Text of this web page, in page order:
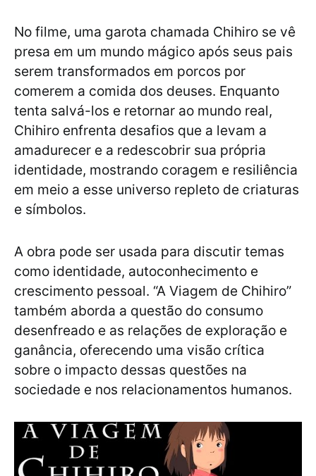
No filme, uma garota chamada Chihiro se vê
presa em um mundo mágico após seus pais
serem transformados em porcos por
comerem a comida dos deuses. Enquanto
tenta salvá-los e retornar ao mundo real,
Chihiro enfrenta desafios que a levam a
amadurecer e a redescobrir sua própria
identidade, mostrando coragem e resiliência
em meio a esse universo repleto de criaturas
e símbolos.
A obra pode ser usada para discutir temas
como identidade, autoconhecimento e
crescimento pessoal. “A Viagem de Chihiro”
também aborda a questão do consumo
desenfreado e as relações de exploração e
ganância, oferecendo uma visão crítica
sobre o impacto dessas questões na
sociedade e nos relacionamentos humanos.